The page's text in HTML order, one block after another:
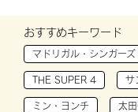
おすすめキーワード
マドリガル・シンガーズ
THE SUPER 4 サ
ミン・ヨンチ 太